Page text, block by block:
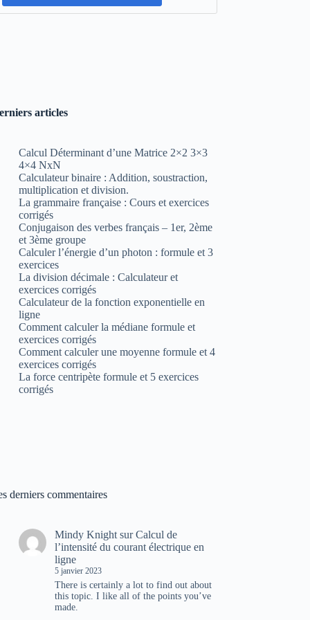
articles
Calcul Déterminant d’une Matrice 2×2 3×3
4×4 NxN
Calculateur binaire : Addition, soustraction,
multiplication et division.
La grammaire française : Cours et exercices
corrigés
Conjugaison des verbes français – 1er, 2ème
et 3ème groupe
Calculer l’énergie d’un photon : formule et 3
exercices
La division décimale : Calculateur et
exercices corrigés
Calculateur de la fonction exponentielle en
ligne
Comment calculer la médiane formule et
exercices corrigés
Comment calculer une moyenne formule et 4
exercices corrigés
La force centripète formule et 5 exercices
corrigés
derniers commentaires
Mindy Knight surCalcul de
l’intensité du courant électrique en
ligne
5 janvier 2023
There is certainly a lot to find out about
this topic. I like all of the points you’ve
made.